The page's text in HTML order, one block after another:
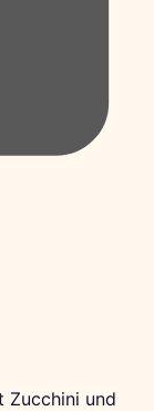
Zucchini und